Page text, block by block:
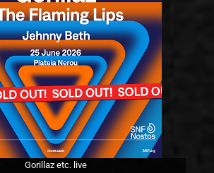
Gorillaz etc. live